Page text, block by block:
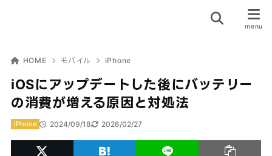
HOME モバイル iPhone
iOSにアップデートした後にバッテリー
の消費が増える原因と対処法
2024/09/18 2026/02/27
iPhone